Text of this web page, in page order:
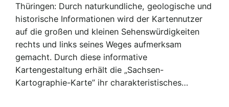
Thüringen: Durch naturkundliche, geologische und
historische Informationen wird der Kartennutzer
auf die großen und kleinen Sehenswürdigkeiten
rechts und links seines Weges aufmerksam
gemacht. Durch diese informative
Kartengestaltung erhält die „Sachsen-
Kartographie-Karte” ihr charakteristisches…